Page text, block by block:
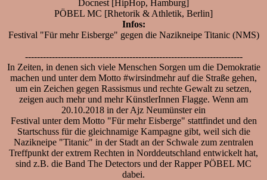
Docnest [HipHop, Hamburg]
PÖBEL MC [Rhetorik & Athletik, Berlin]
Infos:
Festival "Für mehr Eisberge" gegen die Nazikneipe Titanic (NMS)
-------------------------------------------------------------------------
In Zeiten, in denen sich viele Menschen Sorgen um die Demokratie
machen und unter dem Motto #wirsindmehr auf die Straße gehen,
um ein Zeichen gegen Rassismus und rechte Gewalt zu setzen,
zeigen auch mehr und mehr KünstlerInnen Flagge. Wenn am
20.10.2018 in der Ajz Neumünster ein
Festival unter dem Motto "Für mehr Eisberge" stattfindet und den
Startschuss für die gleichnamige Kampagne gibt, weil sich die
Nazikneipe "Titanic" in der Stadt an der Schwale zum zentralen
Treffpunkt der extrem Rechten in Norddeutschland entwickelt hat,
sind z.B. die Band The Detectors und der Rapper PÖBEL MC
dabei.